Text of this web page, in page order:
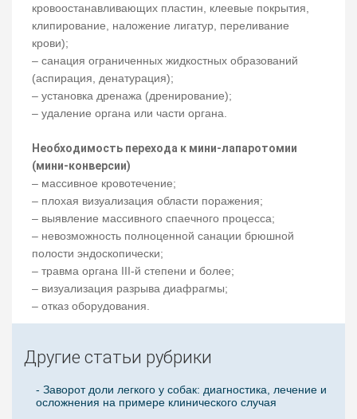
кровоостанавливающих пластин, клеевые покрытия,
клипирование, наложение лигатур, переливание
крови);
– санация ограниченных жидкостных образований
(аспирация, денатурация);
– установка дренажа (дренирование);
– удаление органа или части органа.
Необходимость перехода к мини-лапаротомии
(мини-конверсии)
– массивное кровотечение;
– плохая визуализация области поражения;
– выявление массивного спаечного процесса;
– невозможность полноценной санации брюшной
полости эндоскопически;
– травма органа III-й степени и более;
– визуализация разрыва диафрагмы;
– отказ оборудования.
Другие статьи рубрики
- Заворот доли легкого у собак: диагностика, лечение и
осложнения на примере клинического случая